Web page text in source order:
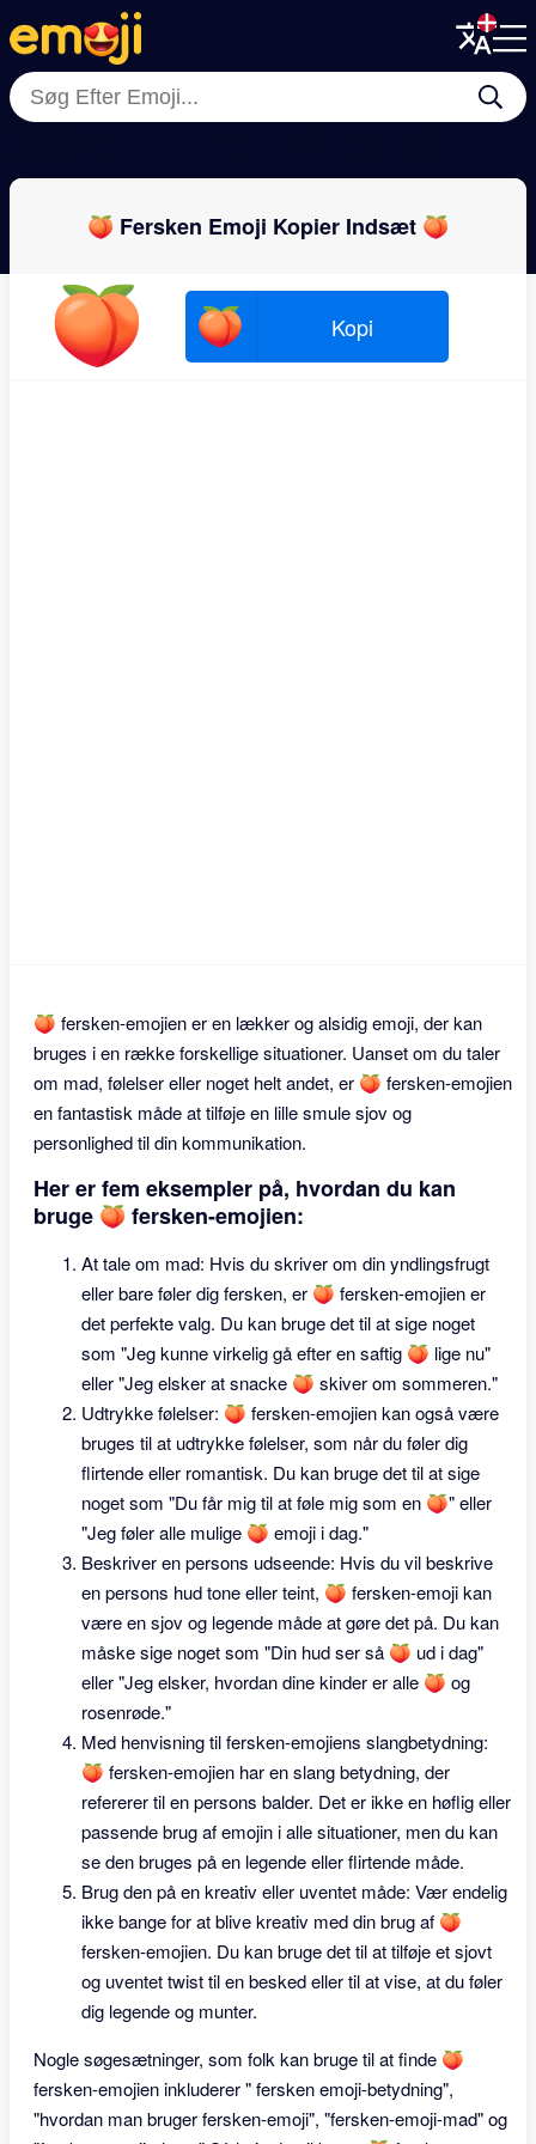
Menu
Close
Menu
Close
🍑 Fersken Emoji Kopier Indsæt 🍑
🍑 🍑 Kopi
🍑 fersken-emojien er en lækker og alsidig emoji, der kan
bruges i en række forskellige situationer. Uanset om du taler
om mad, følelser eller noget helt andet, er 🍑 fersken-emojien
en fantastisk måde at tilføje en lille smule sjov og
personlighed til din kommunikation.
Her er fem eksempler på, hvordan du kan
bruge 🍑 fersken-emojien:
At tale om mad: Hvis du skriver om din yndlingsfrugt
eller bare føler dig fersken, er 🍑 fersken-emojien er
det perfekte valg. Du kan bruge det til at sige noget
som "Jeg kunne virkelig gå efter en saftig 🍑 lige nu"
eller "Jeg elsker at snacke 🍑 skiver om sommeren."
Udtrykke følelser: 🍑 fersken-emojien kan også være
bruges til at udtrykke følelser, som når du føler dig
flirtende eller romantisk. Du kan bruge det til at sige
noget som "Du får mig til at føle mig som en 🍑" eller
"Jeg føler alle mulige 🍑 emoji i dag."
Beskriver en persons udseende: Hvis du vil beskrive
en persons hud tone eller teint, 🍑 fersken-emoji kan
være en sjov og legende måde at gøre det på. Du kan
måske sige noget som "Din hud ser så 🍑 ud i dag"
eller "Jeg elsker, hvordan dine kinder er alle 🍑 og
rosenrøde."
Med henvisning til fersken-emojiens slangbetydning:
🍑 fersken-emojien har en slang betydning, der
refererer til en persons balder. Det er ikke en høflig eller
passende brug af emojin i alle situationer, men du kan
se den bruges på en legende eller flirtende måde.
Brug den på en kreativ eller uventet måde: Vær endelig
ikke bange for at blive kreativ med din brug af 🍑
fersken-emojien. Du kan bruge det til at tilføje et sjovt
og uventet twist til en besked eller til at vise, at du føler
dig legende og munter.
Nogle søgesætninger, som folk kan bruge til at finde 🍑
fersken-emojien inkluderer " fersken emoji-betydning",
"hvordan man bruger fersken-emoji", "fersken-emoji-mad" og